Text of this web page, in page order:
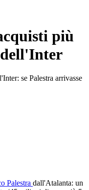
più
dell'Inter
se Palestra arrivasse
Palestra dall'Atalanta: un